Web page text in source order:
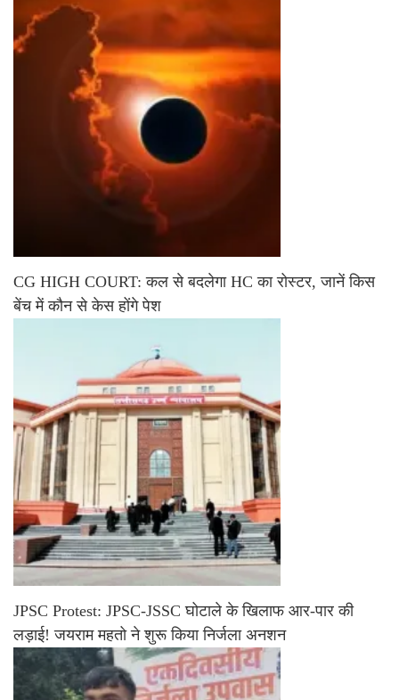
CG HIGH COURT: कल से बदलेगा HC का रोस्टर, जानें किस
बेंच में कौन से केस होंगे पेश
JPSC Protest: JPSC-JSSC घोटाले के खिलाफ आर-पार की
लड़ाई! जयराम महतो ने शुरू किया निर्जला अनशन